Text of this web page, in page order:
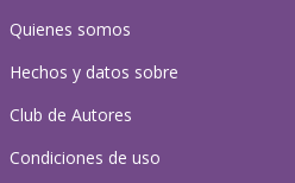
Quienes somos
Hechos y datos sobre
Club de Autores
Condiciones de uso